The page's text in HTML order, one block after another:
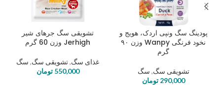
پودینگ سگ ونپی اردک، هویج و
نخود فرنگی Wanpy وزن ۹۰
گرم
تشویقی سگ, سگ
290,000 تومان
تشویقی سگ جرهای شیر
Jerhigh وزن 60 گرم
غذای سگ,تشویقی سگ, سگ
550,000 تومان